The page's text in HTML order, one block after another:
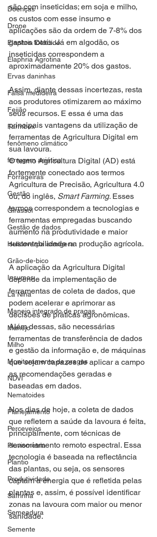
Doenças
Drone
Elaphria Deltóide
Elaphria Agrotina
Ervas daninhas
Falsa medideira
Feijão
Farmbox
fenômeno climático
ferrugem asiática
Forrageiras
Gestão
Girassol
Gestão de dados
Helicoverpa armigera
Grão-de-bico
Insumos
La Niña
Manejo integrado de pragas
Manejo
Milho
Monitoramento de pragas
NDVI
Nematoides
Planejamento
Percevejos
Pluviometria
Plantio
Produtividade
Safrinha
Semeadura
Semente
são com inseticidas; em soja e milho,
os custos com esse insumo e
aplicações são da ordem de 7-8% dos
gastos totais. Já em algodão, os
inseticidas correspondem a
aproximadamente 20% dos gastos.
Assim, diante dessas incertezas, resta
aos produtores otimizarem ao máximo
seus recursos. E essa é uma das
principais vantagens da utilização de
ferramentas de Agricultura Digital em
sua lavoura.
O termo Agricultura Digital (AD) está
fortemente conectado aos termos
Agricultura de Precisão, Agricultura 4.0
ou, do inglês, Smart Farming. Esses
termos correspondem a tecnologias e
ferramentas empregadas buscando
aumento na produtividade e maior
sustentabilidade na produção agrícola.
A aplicação da Agricultura Digital
depende da implementação de
ferramentas de coleta de dados, que
podem acelerar e aprimorar as
decisões de práticas agronômicas.
Além dessas, são necessárias
ferramentas de transferência de dados
e gestão da informação e, de máquinas
que sejam capazes de aplicar a campo
as recomendações geradas e
baseadas em dados.
Nos dias de hoje, a coleta de dados
que refletem a saúde da lavoura é feita,
principalmente, com técnicas de
sensoriamento remoto espectral. Essa
tecnologia é baseada na reflectância
das plantas, ou seja, os sensores
captam a energia que é refletida pelas
plantas e, assim, é possível identificar
zonas na lavoura com maior ou menor
sanidade.